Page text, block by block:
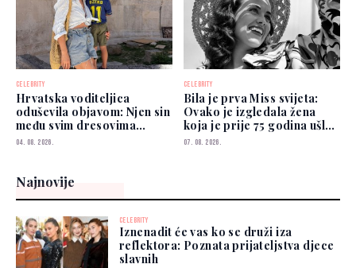
CELEBRITY
Hrvatska voditeljica
oduševila objavom: Njen sin
među svim dresovima
izabrao Zmajeve
04. 08. 2026.
CELEBRITY
Bila je prva Miss svijeta:
Ovako je izgledala žena
koja je prije 75 godina ušla
u historiju
07. 08. 2026.
Najnovije
CELEBRITY
Iznenadit će vas ko se druži iza
reflektora: Poznata prijateljstva djece
slavnih